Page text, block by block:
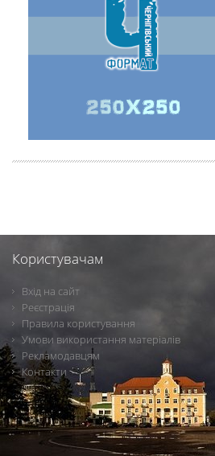
Користувачам
Вхід на сайт
Реєстрація
Правила користування
Умови використання матеріалів
Рекламодавцям
Контакти